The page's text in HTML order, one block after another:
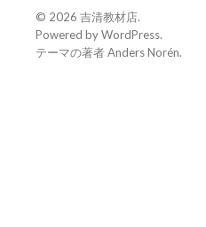
© 2026 吉清教材店.
Powered byWordPress.
テーマの著者Anders Norén.